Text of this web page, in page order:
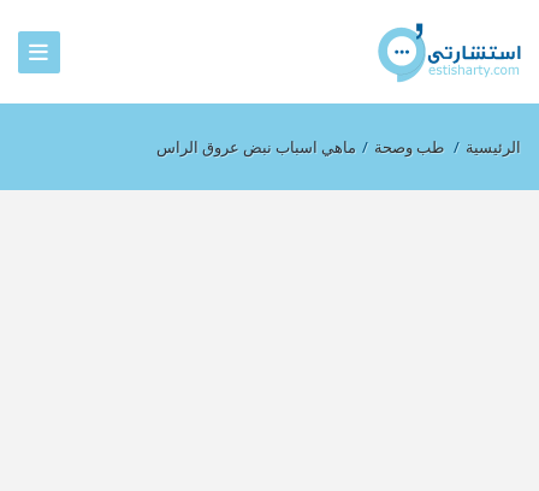
الرئيسية / طب وصحة / ماهي اسباب نبض عروق الراس